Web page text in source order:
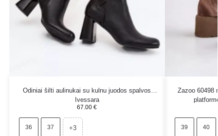
Odiniai šilti aulinukai su kulnu juodos spalvos
Ivessara
67.00€
36 37 +3
Zazoo 60498
39 40